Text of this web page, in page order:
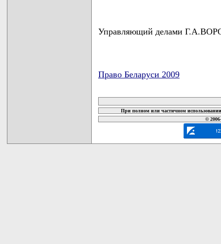
Управляющий делами
Право Беларуси 2009
При полном или частичном
©